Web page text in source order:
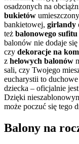
osadzonych na
bukietów
bankietowej, girlandy
też balonowego sufitu
balonów nie dodaje
czy dekoracje na
z helowych balonów
sali, czy Twojego
eucharystii to
dziecka – oficjalnie
Dzięki
może poczuć się tego
Balony na